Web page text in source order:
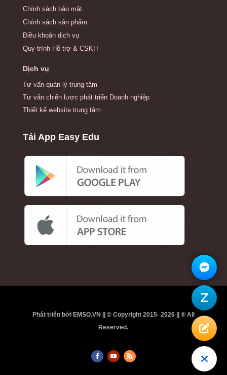
Chính sách bảo mật
Chính sách sản phẩm
Điều khoản dịch vụ
Quy trình Hỗ trợ & CSKH
Dịch vụ
Tư vấn quản lý trung tâm
Tư vấn chiến lược phát triển Doanh nghiệp
Thiết kế website trung tâm
Tải App Easy Edu
Phát triển bởi EMSO.VN || © Copyright 2015- 2026 || ® All
Reserved.